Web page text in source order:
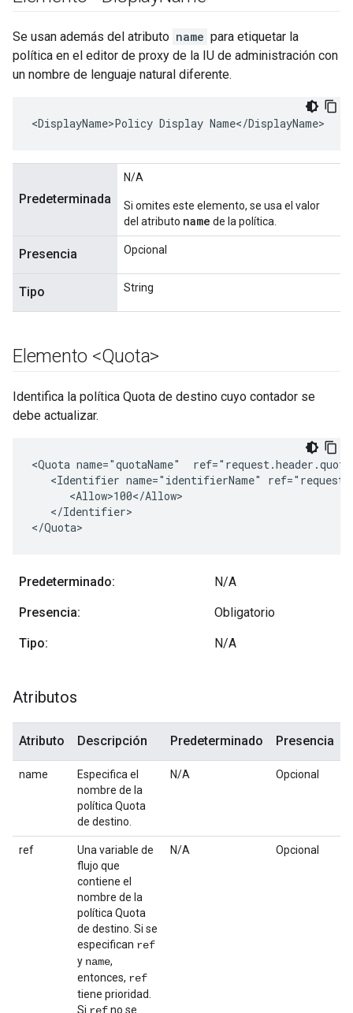
Se usan además del atributo name para etiquetar la
política en el editor de proxy de la IU de administración con
un nombre de lenguaje natural diferente.
<DisplayName>Policy Display Name</DisplayName>
Predeterminada
N/A
Si omites este elemento, se usa el valor
del atributo name de la política.
Presencia Opcional
Tipo String
Elemento <Quota>
Identifica la política Quota de destino cuyo contador se
debe actualizar.
<Quota name="quotaName"
<Identifier name="identifierName"
      <Allow>100</Allow>
   </Identifier>
</Quota>
Predeterminado: N/A
Presencia: Obligatorio
Tipo: N/A
Atributos
Atributo Descripción Predeterminado Presencia
name
Especifica el
nombre de la
política Quota
de destino.
N/A Opcional
ref
Una variable de
flujo que
contiene el
nombre de la
política Quota
de destino. Si se
especifican ref
y name,
entonces, ref
tiene prioridad.
Si
no se
N/A Opcional